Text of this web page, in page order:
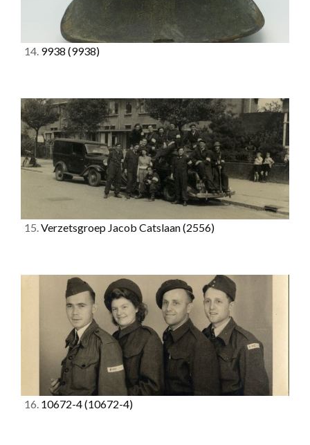
14. 9938 (9938)
15.Verzetsgroep Jacob Catslaan(2556)
16. 10672-4(10672-4)